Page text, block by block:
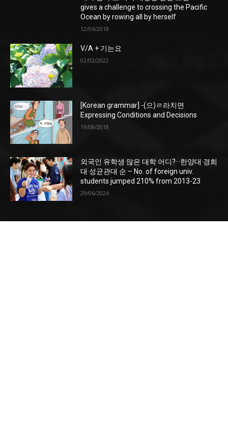
gives a challenge to crossing the Pacific
Ocean by rowing all by herself
12/06/2018
V/A + 기는요
02/02/2022
[Korean grammar] -(으)ㄹ라치면
Expressing Conditions and Decisions
19/08/2018
외국인 유학생 많은 대학 어디?···한양대·경희
대·성균관대 순 – No. of foreign univ.
students jumped 210% from 2013-23
29/06/2024